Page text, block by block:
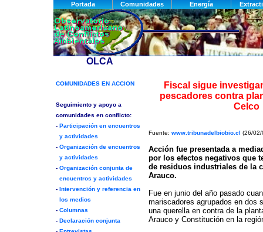
Fiscal sigue
pescadores contra
Celco
Fuente: www.tribunadelbiobio.cl (26/02/
Acción fue presentada a
por los efectos negativos que
de residuos industriales de la
Arauco.
Fue en junio del año pasado
mariscadores agrupados en dos
una querella en contra de la
Arauco y Constitución en la